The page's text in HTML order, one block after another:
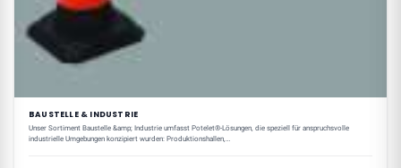
BAUSTELLE & INDUSTRIE
Unser Sortiment Baustelle &amp; Industrie umfasst Potelet®-Lösungen, die speziell für anspruchsvolle
industrielle Umgebungen konzipiert wurden: Produktionshallen,…